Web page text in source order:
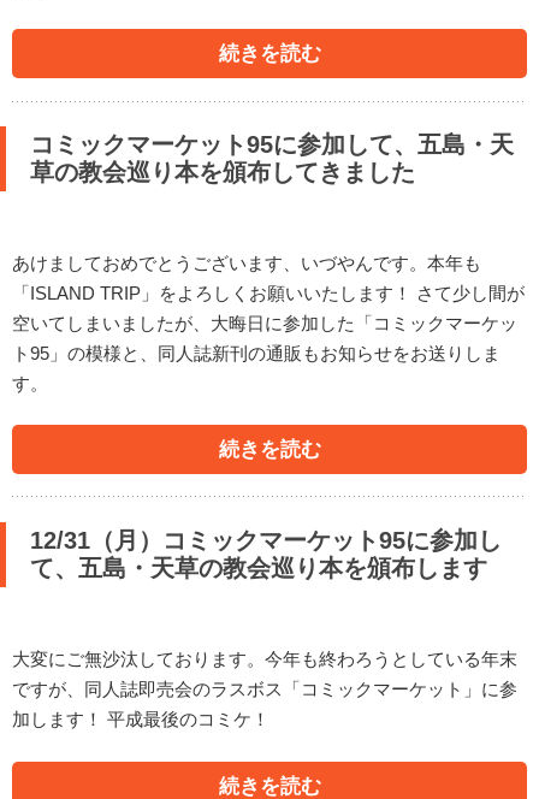
続きを読む
コミックマーケット95に参加して、五島・天
草の教会巡り本を頒布してきました
あけましておめでとうございます、いづやんです。本年も
「ISLAND TRIP」をよろしくお願いいたします！ さて少し間が
空いてしまいましたが、大晦日に参加した「コミックマーケッ
ト95」の模様と、同人誌新刊の通販もお知らせをお送りしま
す。
続きを読む
12/31（月）コミックマーケット95に参加し
て、五島・天草の教会巡り本を頒布します
大変にご無沙汰しております。今年も終わろうとしている年末
ですが、同人誌即売会のラスボス「コミックマーケット」に参
加します！ 平成最後のコミケ！
続きを読む